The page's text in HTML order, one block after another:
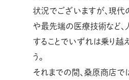
状況でございますが、現代
や最先端の医療技術など
することでいずれは乗り越
う。
それまでの間、桑原商店で